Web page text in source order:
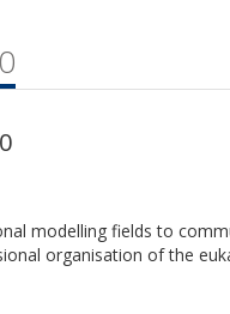
modelling fields to
organisation of the